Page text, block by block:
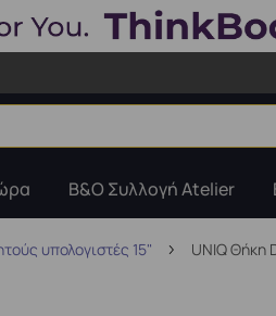
B&O Συλλογή Atelier
υπολογιστές 15" UNIQ Θήκη